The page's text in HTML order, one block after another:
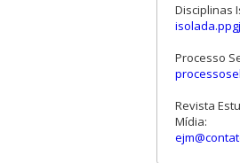
Disciplinas
Processo
Revista
Mídia: